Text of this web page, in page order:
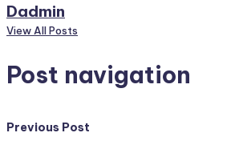
Dadmin
View All Posts
Post navigation
Previous Post